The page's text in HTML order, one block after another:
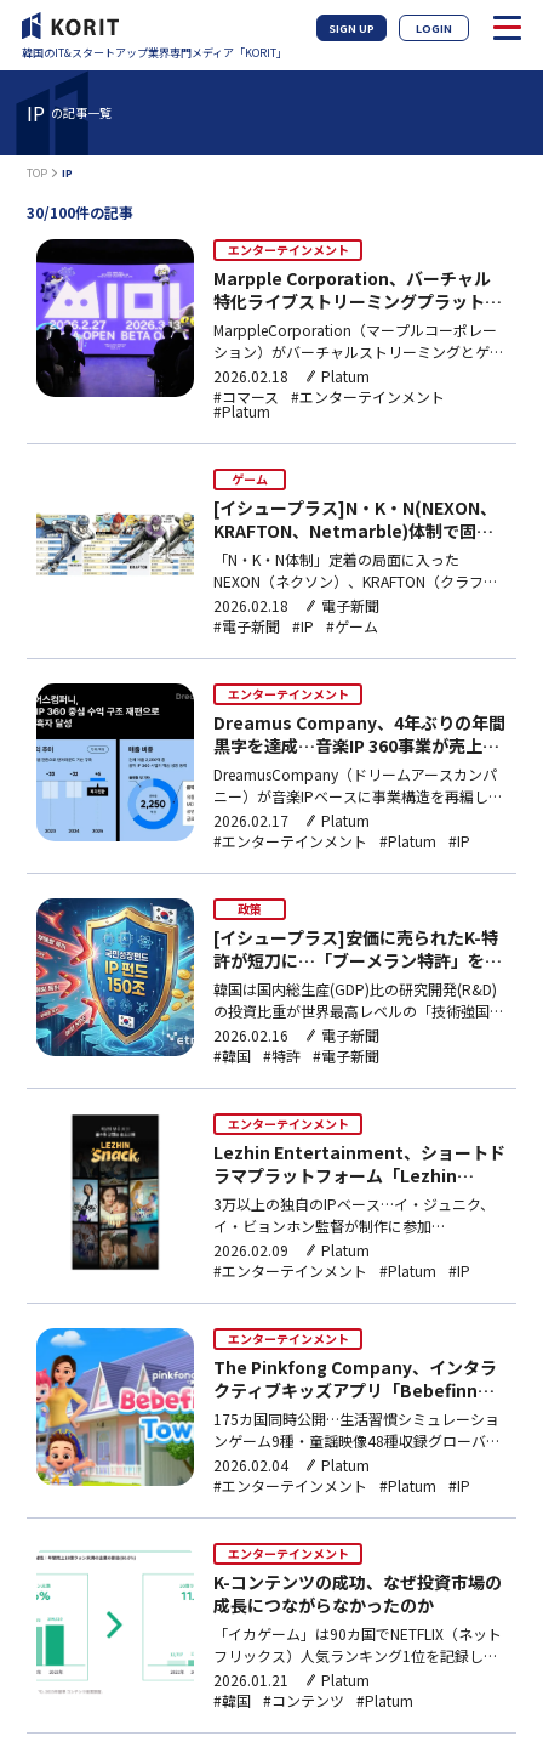
韓国のIT&スタートアップ業界専門メディア「KORIT」
SIGN UP LOGIN
IP の記事一覧
TOP IP
30/100件の記事
エンターテインメント
Marpple Corporation、バーチャル
特化ライブストリーミングプラットフ
ォーム「CIME」ローンチ… 4K配信を
サポート
MarppleCorporation（マープルコーポレー
ション）がバーチャルストリーミングとゲー
ム実況配信に特化したライブストリーミング
プラットフォーム「CIME（シミ）」をリリ
ースした。ライブストリーミングプラットフ
ォームでは異例の4K高画質配信をサポート
た…
2026.02.18
Platum
#コマース
#エンターテインメント
#Platum
ゲーム
[イシュープラス]N・K・N(NEXON、
KRAFTON、Netmarble)体制で固ま
ったビッグ3…IP拡大・グローバル勝
負本格化
「N・K・N体制」定着の局面に入った
NEXON（ネクソン）、KRAFTON（クラフト
ン）、Netmarble（ネットマーブル）は、既
存の代表的な知的財産(IP)の拡大と新規IPの
依存から抜け出し、フランチャイズの大型
化、…
2026.02.18
電子新聞
#電子新聞 #IP #ゲーム
エンターテインメント
Dreamus Company、4年ぶりの年間
黒字を達成…音楽IP 360事業が売上
65％を占める
DreamusCompany（ドリームアースカンパ
ニー）が音楽IPベースに事業構造を再編した
結果、4年ぶりの営業利益の黒字転換に成功
した。音楽IP360事業が全体の売上の約65％
通じて営業利益の黒字転換を達成した…
2026.02.17
Platum
#エンターテインメント
#Platum #IP
政策
[イシュープラス]安価に売られたK-特
許が短刀に…「ブーメラン特許」を止
める国策ファンド切実
韓国は国内総生産(GDP)比の研究開発(R&D)
の投資比重が世界最高レベルの「技術強国」
だが、革新の中身といえる知的財産(IP)の収
益化の成績表は惨憺（さんたん）たるもの
に陥った発明家や中小企業が特許を外国資本
に…
2026.02.16
電子新聞
#韓国 #特許 #電子新聞
エンターテインメント
Lezhin Entertainment、ショートド
ラマプラットフォーム「Lezhin
Snack」韓・米・日同時ローンチ
3万以上の独自のIPベース…イ・ジュニク、
イ・ビョンホン監督が制作に参加
LezhinEntertainment（レジンエンターテイ
メント）がショートドラマプラットフォーム
ンチを行う。LezhinSnac…
2026.02.09
Platum
#エンターテインメント
#Platum #IP
エンターテインメント
The Pinkfong Company、インタラ
クティブキッズアプリ「Bebefinn
Town」グローバル公開
175カ国同時公開…生活習慣シミュレーショ
ンゲーム9種・童謡映像48種収録グローバル
ファミリーエンターテインメント企業
ThePinkfongCompany（ザ・ピンクフォン
「BebefinnTown（ベベ…
2026.02.04
Platum
#エンターテインメント
#Platum #IP
エンターテインメント
K-コンテンツの成功、なぜ投資市場の
成長につながらなかったのか
「イカゲーム」は90カ国でNETFLIX（ネット
フリックス）人気ランキング1位を記録し、
エミー賞6冠を受賞した。「パラサイト半地
下の家族」はアカデミー4冠王、BTSはビル
2026.01.21
Platum
#韓国 #コンテンツ #Platum